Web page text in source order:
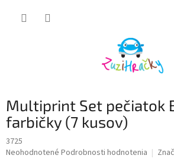
Multiprint Set pečiatok
farbičky (7 kusov)
3725
Priemerné
Neohodnotené Podrobnosti hodnotenia